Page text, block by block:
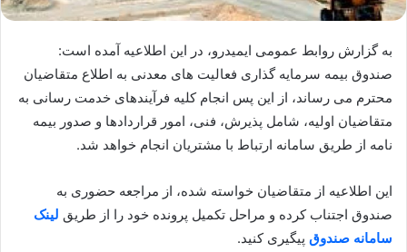
به گزارش روابط عمومی ایمیدرو، در این اطلاعیه آمده است:
صندوق بیمه سرمایه گذاری فعالیت های معدنی به اطلاع متقاضیان
محترم می رساند، از این پس انجام کلیه فرآیندهای خدمت رسانی به
متقاضیان اولیه، شامل پذیرش، فنی، امور قراردادها و صدور بیمه
نامه از طریق سامانه ارتباط با مشتریان انجام خواهد شد.
این اطلاعیه از متقاضیان خواسته شده، از مراجعه حضوری به
صندوق اجتناب کرده و مراحل تکمیل پرونده خود را از طریق لینک
سامانه صندوق پیگیری کنید.